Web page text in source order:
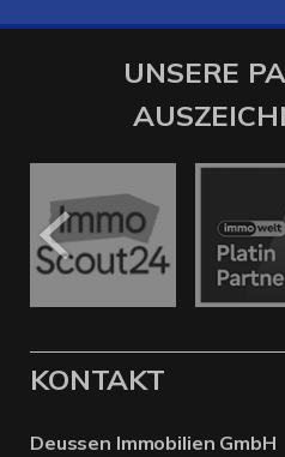
UNSERE
KONTAKT
Deussen Immobilien GmbH